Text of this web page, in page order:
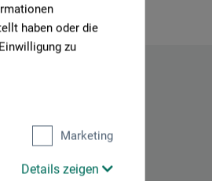
haben oder die
zu
Marketing
Details zeigen